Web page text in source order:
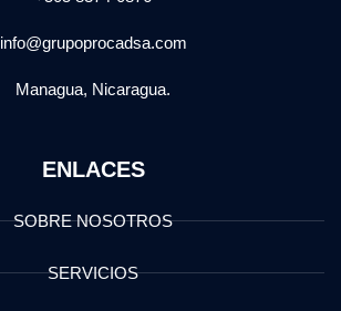
info@grupoprocadsa.com
Managua, Nicaragua.
ENLACES
SOBRE NOSOTROS
SERVICIOS